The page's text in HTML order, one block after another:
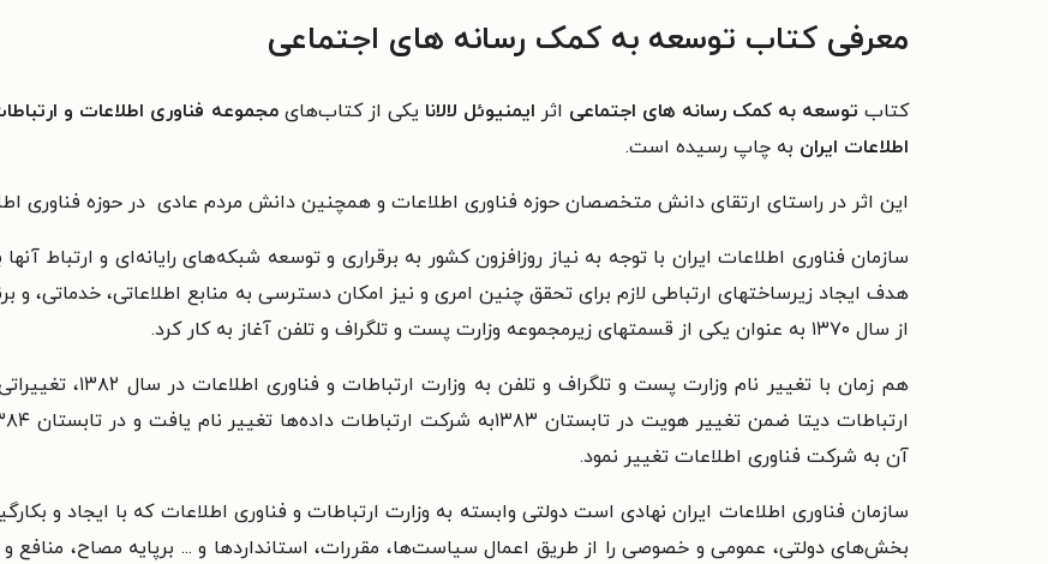
معرفی کتاب توسعه به کمک رسانه های اجتماعی
کتاب توسعه به کمک رسانه های اجتماعی اثر ایمنیوئل لالانا یکی از کتاب‌هایمجموعه فناوری اطلاعات و
اطلاعات ایران به چاپ رسیده است.
این اثر در راستای ارتقای دانش متخصصان حوزه فناوری اطلاعات و همچنین دانش مردم عادی در حوزه فناوری
سازمان فناوری اطلاعات ایران با توجه به نیاز روزافزون کشور به برقراری و توسعه شبکه‌های رایانه‌ای و ارتباط
هدف ایجاد زیرساختهای ارتباطی لازم برای تحقق چنین امری و نیز امکان دسترسی به منابع اطلاعاتی، خدماتی، و
از سال ۱۳۷۰ به عنوان یکی از قسمتهای زیرمجموعه وزارت پست و تلگراف و تلفن آغاز به کار کرد.
هم زمان با تغییر نام
آن به شرکت فناوری اطلاعات تغییر نمود.
سازمان فناوری اطلاعات ایران نهادی است دولتی وابسته به وزارت ارتباطات و فناوری اطلاعات که با ایجاد و
بخش‌های دولتی، عمومی و خصوصی را از طریق اعمال سیاست‌ها، مقررات، استانداردها و ... برپایه مصاح، منافع